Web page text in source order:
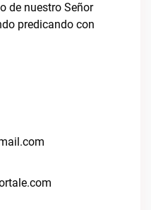
de nuestro Señor
predicando con